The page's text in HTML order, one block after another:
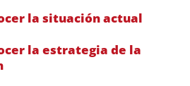
la situación actual
la estrategia de la